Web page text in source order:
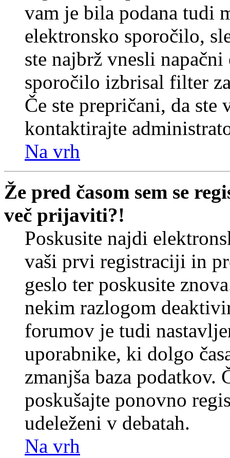
vam je bila podana tudi
elektronsko sporočilo,
ste najbrž vnesli
sporočilo izbrisal filter
Če ste prepričani, da
kontaktirajte
Na vrh
Že pred časom sem se
več prijaviti?!
Poskusite najdi
vaši prvi registraciji in
geslo ter poskusite
nekim razlogom
forumov je tudi
uporabnike, ki dolgo
zmanjša baza podatkov.
poskušajte ponovno
udeleženi v debatah.
Na vrh